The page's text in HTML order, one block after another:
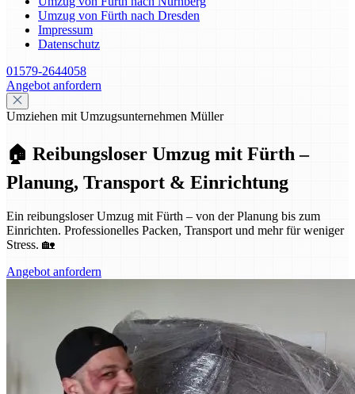
Umzug von Fürth nach Dresden
Impressum
Datenschutz
01579-2644058
Angebot anfordern
Umziehen mit Umzugsunternehmen Müller
🏠 Reibungsloser Umzug mit Fürth –
Planung, Transport & Einrichtung
Ein reibungsloser Umzug mit Fürth – von der Planung bis zum
Einrichten. Professionelles Packen, Transport und mehr für weniger
Stress. 🏡
Angebot anfordern